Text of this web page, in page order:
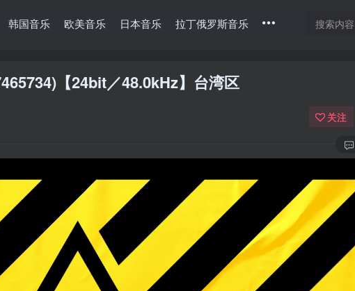
韩国音乐 欧美音乐 日本音乐 拉丁俄罗斯音乐
【24bit／48.0kHz】台湾区
关注